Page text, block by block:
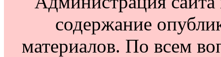
содержание
материалов. По всем